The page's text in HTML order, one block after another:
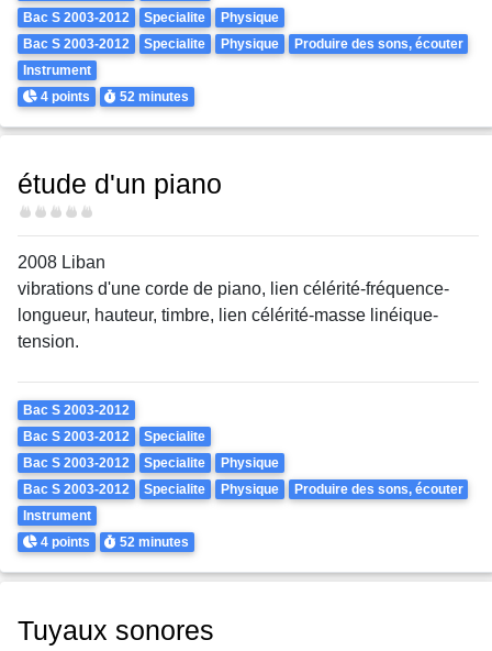
Bac S 2003-2012
Specialite
Physique
Bac S 2003-2012
Specialite Physique
Produire des sons, écouter
Instrument
Points
4 points Durée
52 minutes
étude d'un piano
Difficulté
2008 Liban
vibrations d'une corde de piano, lien célérité-fréquence-
longueur, hauteur, timbre, lien célérité-masse linéique-
tension.
Theme
Bac S 2003-2012
Bac S 2003-2012
Specialite
Bac S 2003-2012
Specialite
Physique
Bac S 2003-2012
Specialite Physique
Produire des sons, écouter
Instrument
Points
4 points Durée
52 minutes
Tuyaux sonores